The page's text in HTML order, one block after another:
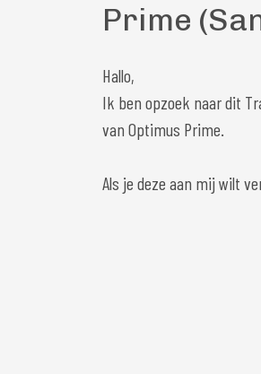
Prime
Hallo,
Ik ben opzoek naar dit
van Optimus Prime.
Als je deze aan mij wilt